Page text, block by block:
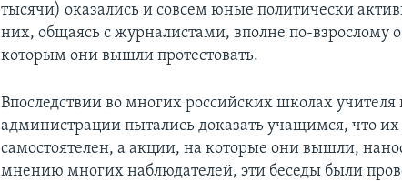
тысячи) оказались и совсем юные политически
них, общаясь с журналистами, вполне по-взрослому
которым они вышли протестовать.
Впоследствии во многих российских школах учителя
администрации пытались доказать учащимся, что их
самостоятелен, а акции, на которые они вышли,
мнению многих наблюдателей, эти беседы были